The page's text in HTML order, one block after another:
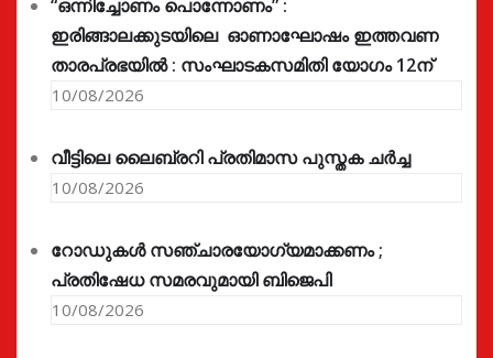
“ഒന്നിച്ചോണം പൊന്നോണം” :
ഇരിങ്ങാലക്കുടയിലെ ഓണാഘോഷം ഇത്തവണ
താരപ്രഭയിൽ : സംഘാടകസമിതി യോഗം 12ന്
10/08/2026
വീട്ടിലെ ലൈബ്രറി പ്രതിമാസ പുസ്തക ചർച്ച
10/08/2026
റോഡുകൾ സഞ്ചാരയോഗ്യമാക്കണം ;
പ്രതിഷേധ സമരവുമായി ബിജെപി
10/08/2026